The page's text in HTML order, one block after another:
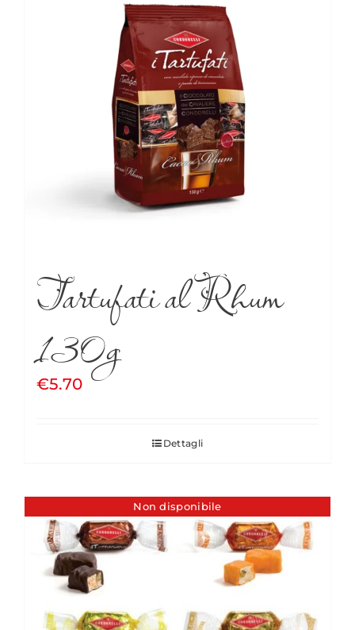
Tartufati al Rhum
130g
€5.70
Dettagli
Non disponibile